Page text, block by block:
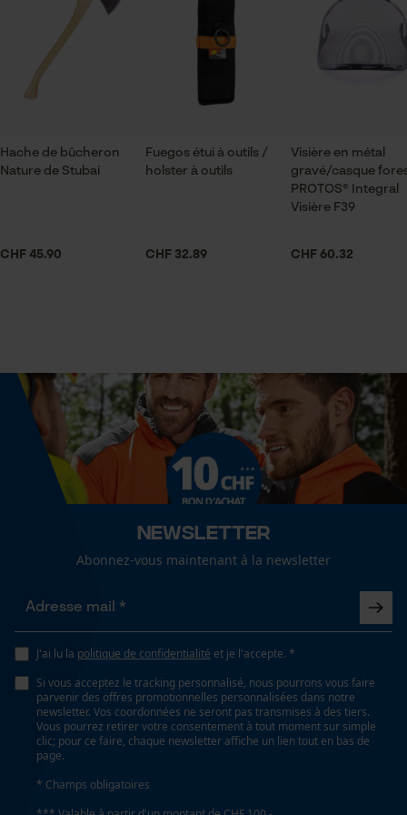
Applications
Broderie, détails réfléchissants, Garnitures
contrastées, Broderie du logo
Extrémité du bras
poignets élastiques
Fermeture à glissière
Secteur
sylviculture, En plein air, agriculture
Automne/hiver
bicolore, chiné
Type de poche
téléphone portable, poches repose-mains, poches
Recommandations dentretien
Suivre les instructions d'entretien sur l'étiquette.
Hache de bûcheron
Nature de Stubai
CHF 45.90
Fuegos étui à outils /
holster à outils
CHF 32.89
Visière en métal
gravé/casque
PROTOS® Integral
Visière F39
CHF 60.32
Newsletter
Abonnez-vous maintenant à la newsletter
J'ai lu la politique de confidentialité et je l'accepte. *
Si vous acceptez le tracking personnalisé, nous pourrons vous faire
parvenir des offres promotionnelles personnalisées dans notre
newsletter. Vos coordonnées ne seront pas transmises à des tiers.
Vous pourrez retirer votre consentement à tout moment sur simple
clic; pour ce faire, chaque newsletter affiche un lien tout en bas de
page.
* Champs obligatoires
Vérifier linstallation de cookies
ID de session
Econda Tag Manager
Cookies de performance et de
fonctionnalité
Loop54 Personalization
Page d'accueil personnalisée
utilisateurs
Vidéos YouTube
Google Maps
Prise de contact par chat